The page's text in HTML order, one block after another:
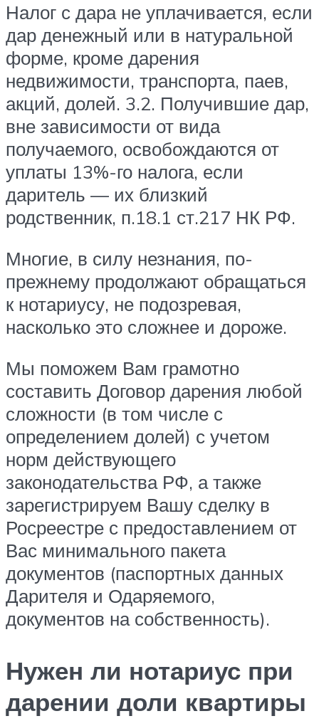
Налог с дара не уплачивается, если
дар денежный или в натуральной
форме, кроме дарения
недвижимости, транспорта, паев,
акций, долей. 3.2. Получившие дар,
вне зависимости от вида
получаемого, освобождаются от
уплаты 13%-го налога, если
даритель — их близкий
родственник, п.18.1 ст.217 НК РФ.
Многие, в силу незнания, по-
прежнему продолжают обращаться
к нотариусу, не подозревая,
насколько это сложнее и дороже.
Мы поможем Вам грамотно
составить Договор дарения любой
сложности (в том числе с
определением долей) с учетом
норм действующего
законодательства РФ, а также
зарегистрируем Вашу сделку в
Росреестре с предоставлением от
Вас минимального пакета
документов (паспортных данных
Дарителя и Одаряемого,
документов на собственность).
Нужен ли нотариус при
дарении доли квартиры